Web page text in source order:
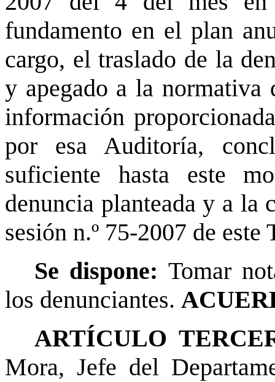
fundamento en el plan
cargo, el traslado de la
y apegado a la normativa
información
por esa Auditoría,
suficiente hasta este
denuncia planteada y a la
sesión n.º 75-2007 de
Se dispone:Tomar
los denunciantes.
ARTÍCULO
Mora, Jefe del